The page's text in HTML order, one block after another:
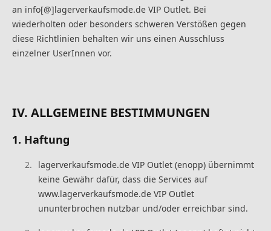
an info[@]lagerverkaufsmode.de VIP Outlet. Bei
wiederholten oder besonders schweren Verstößen gegen
diese Richtlinien behalten wir uns einen Ausschluss
einzelner UserInnen vor.
IV. ALLGEMEINE BESTIMMUNGEN
1. Haftung
lagerverkaufsmode.de VIP Outlet (enopp) übernimmt
keine Gewähr dafür, dass die Services auf
www.lagerverkaufsmode.de VIP Outlet
ununterbrochen nutzbar und/oder erreichbar sind.